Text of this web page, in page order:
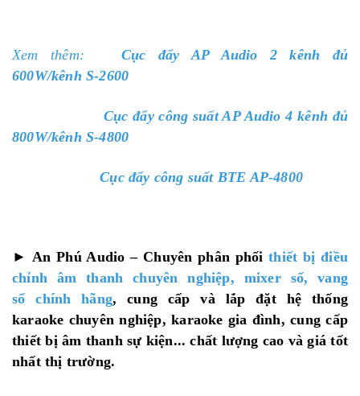
Xem thêm: Cục đẩy AP Audio 2 kênh đủ
600W/kênh S-2600
Cục đẩy công suất AP Audio 4 kênh đủ
800W/kênh S-4800
Cục đẩy công suất BTE AP-4800
► An Phú Audio – Chuyên phân phối thiết bị điều
chỉnh âm thanh chuyên nghiệp, mixer số, vang
số chính hãng, cung cấp và lắp đặt hệ thống
karaoke chuyên nghiệp, karaoke gia đình, cung cấp
thiết bị âm thanh sự kiện... chất lượng cao và giá tốt
nhất thị trường.